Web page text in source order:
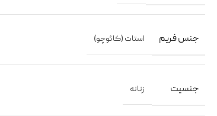
جنس فریم استات (کائوچو)
جنسیت زنانه